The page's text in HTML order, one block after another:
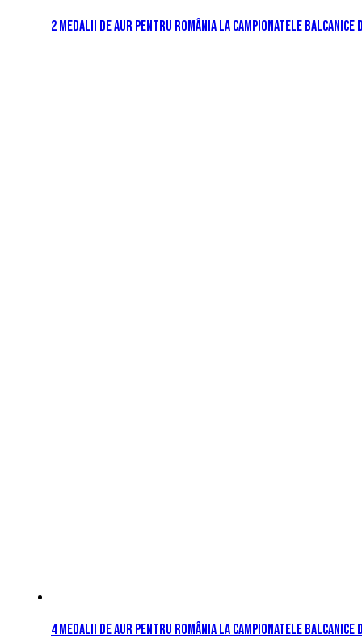
2 medalii de aur pentru România la Campionatele
4 medalii de aur pentru România la Campionatele Balcanice